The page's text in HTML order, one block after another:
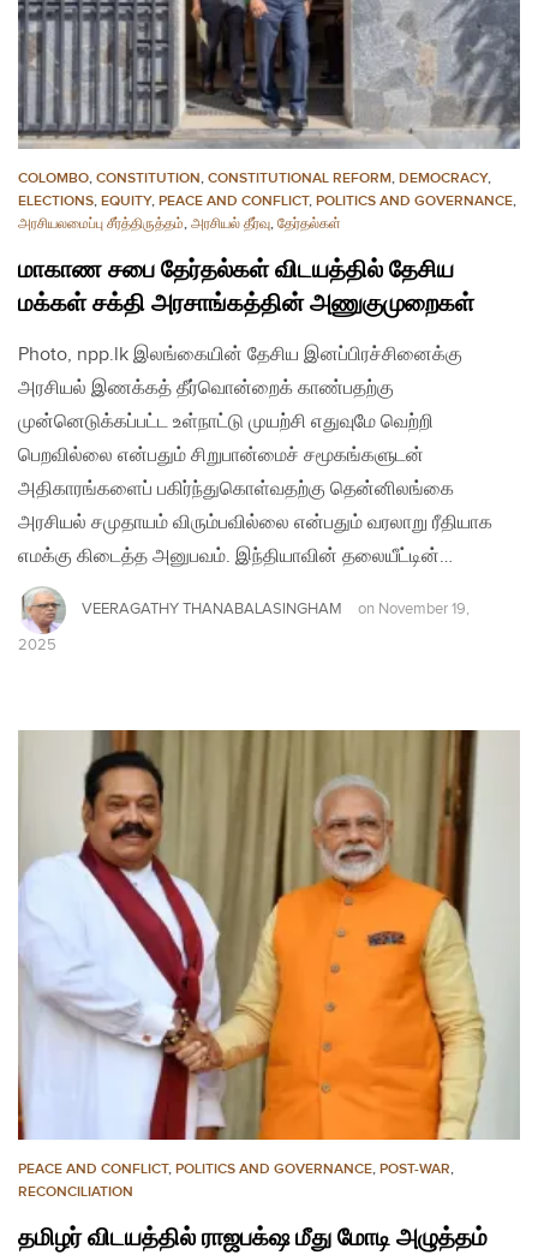
COLOMBO, CONSTITUTION, CONSTITUTIONAL REFORM, DEMOCRACY,
ELECTIONS, EQUITY, PEACE AND CONFLICT, POLITICS AND GOVERNANCE,
அரசியலமைப்பு சீர்த்திருத்தம், அரசியல் தீர்வு, தேர்தல்கள்
மாகாண சபை தேர்தல்கள் விடயத்தில் தேசிய
மக்கள் சக்தி அரசாங்கத்தின் அணுகுமுறைகள்
Photo, npp.lk இலங்கையின் தேசிய இனப்பிரச்சினைக்கு
அரசியல் இணக்கத் தீர்வொன்றைக் காண்பதற்கு
முன்னெடுக்கப்பட்ட உள்நாட்டு முயற்சி எதுவுமே வெற்றி
பெறவில்லை என்பதும் சிறுபான்மைச் சமூகங்களுடன்
அதிகாரங்களைப் பகிர்ந்துகொள்வதற்கு தென்னிலங்கை
அரசியல் சமுதாயம் விரும்பவில்லை என்பதும் வரலாறு ரீதியாக
எமக்கு கிடைத்த அனுபவம். இந்தியாவின் தலையீட்டின்…
VEERAGATHY THANABALASINGHAM on November 19,
2025
PEACE AND CONFLICT, POLITICS AND GOVERNANCE, POST-WAR,
RECONCILIATION
தமிழர் விடயத்தில் ராஜபக்‌ஷ மீது மோடி அழுத்தம்